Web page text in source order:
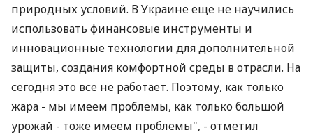
природных условий. В Украине еще не научились
использовать финансовые инструменты и
инновационные технологии для дополнительной
защиты, создания комфортной среды в отрасли. На
сегодня это все не работает. Поэтому, как только
жара - мы имеем проблемы, как только большой
урожай - тоже имеем проблемы", - отметил